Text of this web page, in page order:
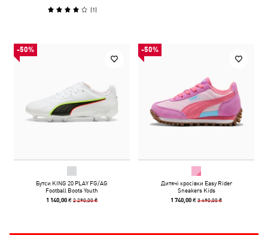
(1)
-50%
Бутси KING 20 PLAY FG/AG
Football Boots Youth
1 140,00 ₴2 290,00 ₴
-50%
Дитячі кросівки Easy Rider
Sneakers Kids
1 740,00 ₴3 490,00 ₴